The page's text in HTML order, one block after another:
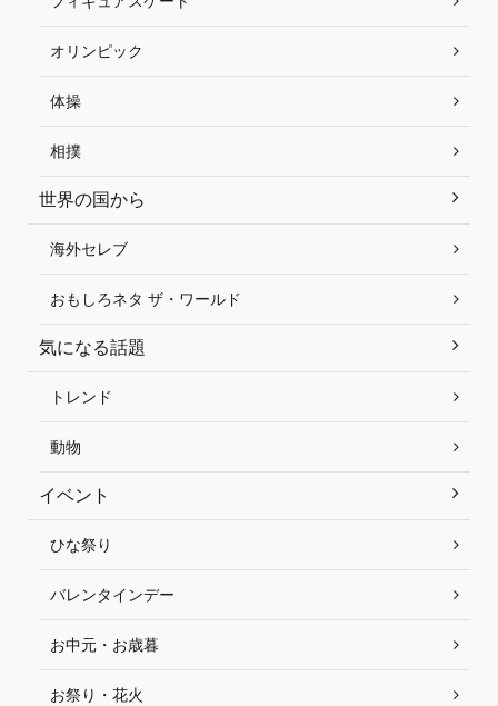
オリンピック
体操
相撲
世界の国から
海外セレブ
おもしろネタ ザ・ワールド
気になる話題
トレンド
動物
イベント
ひな祭り
バレンタインデー
お中元・お歳暮
お祭り・花火